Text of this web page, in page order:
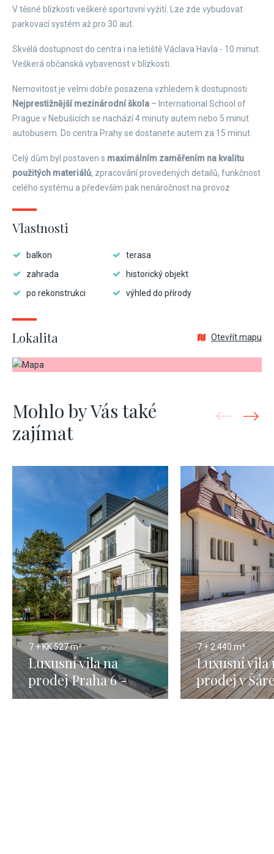
V těsné blízkosti veškeré sportovní vyžití. Lze zde vybudovat
parkovací systém až pro 30 aut.
Skvělá dostupnost do centra i na letiště Václava Havla - 10 minut.
Veškerá občanská vybavenost v blízkosti.
Nemovitost je velmi dobře posazena vzhledem k dostupnosti.
Nejprestižnější mezinárodní škola – International School of
Prague v Nebušicích se nachází 4 minuty autem nebo 5 minut
autobusem. Do centra Prahy se dostanete autem za 15 minut.
Celý dům byl postaven s maximálním zaměřením na kvalitu
použitých materiálů, zpracování provedených detailů, funkčnost
celého systému a především pak nenáročnost na provoz
Vlastnosti
balkon
terasa
zahrada
historický objekt
po rekonstrukci
výhled do přírody
Lokalita Otevřít mapu
Mohlo by Vás také
zajímat
7 + KK527 m²
Luxusní vila na
prodej Praha 6 -
Hanspaulka - 527m
7 + 2440 m²
Luxusní vila
prodej v
údolí